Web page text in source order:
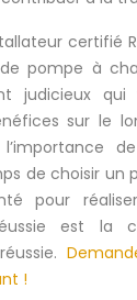
certifié
de pompe à
judicieux
sur le
de choisir un
pour
est la
!